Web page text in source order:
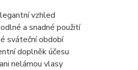
vzhled
a snadné použití
sváteční období
doplněk účesu
nelámou vlasy